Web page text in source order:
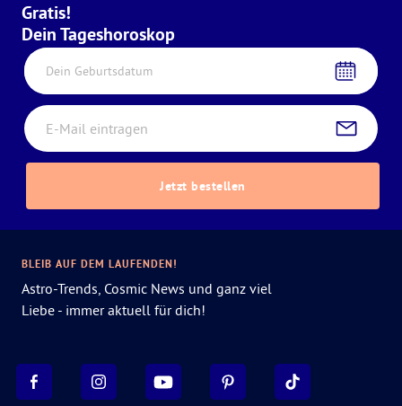
Gratis!
Dein Tageshoroskop
Dein Geburtsdatum
Jetzt bestellen
BLEIB AUF DEM LAUFENDEN!
Astro-Trends, Cosmic News und ganz viel
Liebe - immer aktuell für dich!